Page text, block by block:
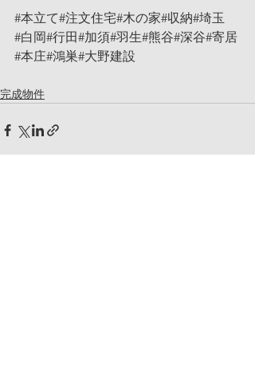
#本立て#注文住宅#木の家#収納#埼玉
#白岡#行田#加須#羽生#熊谷#深谷#寄居
#本庄#鴻巣#大野建設
完成物件